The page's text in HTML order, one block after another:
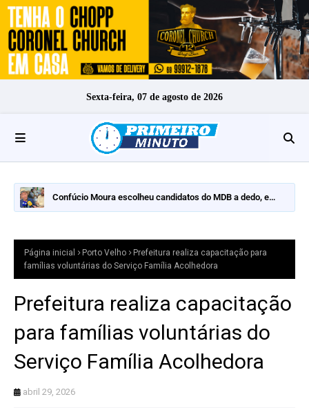
Sexta-feira, 07 de agosto de 2026
Confúcio Moura escolheu candidatos do MDB a dedo, e
Página inicial Porto Velho
Prefeitura realiza capacitação para
famílias voluntárias do Serviço Família Acolhedora
Prefeitura realiza capacitação
para famílias voluntárias do
Serviço Família Acolhedora
abril 29, 2026